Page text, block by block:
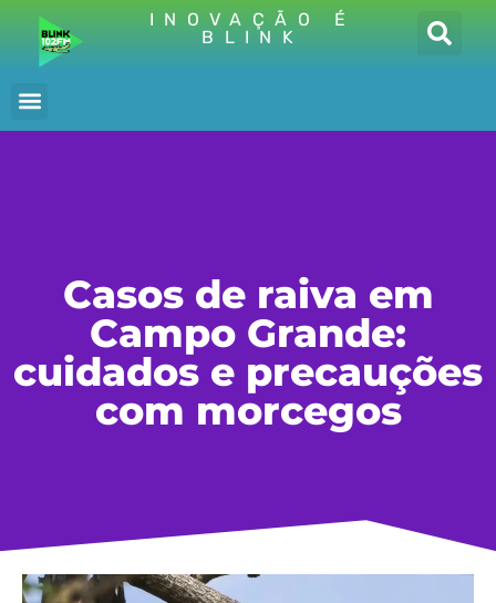
INOVAÇÃO É
BLINK
Casos de raiva em
Campo Grande:
cuidados e precauções
com morcegos